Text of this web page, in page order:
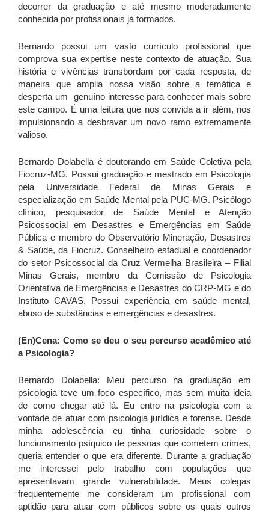
decorrer da graduação e até mesmo moderadamente
conhecida por profissionais já formados.
Bernardo possui um vasto currículo profissional que
comprova sua expertise neste contexto de atuação. Sua
história e vivências transbordam por cada resposta, de
maneira que amplia nossa visão sobre a temática e
desperta um genuíno interesse para conhecer mais sobre
este campo. É uma leitura que nos convida a ir além, nos
impulsionando a desbravar um novo ramo extremamente
valioso.
Bernardo Dolabella é doutorando em Saúde Coletiva pela
Fiocruz-MG. Possui graduação e mestrado em Psicologia
pela Universidade Federal de Minas Gerais e
especialização em Saúde Mental pela PUC-MG. Psicólogo
clínico, pesquisador de Saúde Mental e Atenção
Psicossocial em Desastres e Emergências em Saúde
Pública e membro do Observatório Mineração, Desastres
& Saúde, da Fiocruz. Conselheiro estadual e coordenador
do setor Psicossocial da Cruz Vermelha Brasileira – Filial
Minas Gerais, membro da Comissão de Psicologia
Orientativa de Emergências e Desastres do CRP-MG e do
Instituto CAVAS. Possui experiência em saúde mental,
abuso de substâncias e emergências e desastres.
(En)Cena: Como se deu o seu percurso acadêmico até
a Psicologia?
Bernardo Dolabella: Meu percurso na graduação em
psicologia teve um foco específico, mas sem muita ideia
de como chegar até lá. Eu entro na psicologia com a
vontade de atuar com psicologia jurídica e forense. Desde
minha adolescência eu tinha curiosidade sobre o
funcionamento psíquico de pessoas que cometem crimes,
queria entender o que era diferente. Durante a graduação
me interessei pelo trabalho com populações que
apresentavam grande vulnerabilidade. Meus colegas
frequentemente me consideram um profissional com
aptidão para atuar com públicos sobre os quais outros